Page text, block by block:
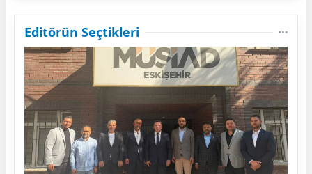
Editörün Seçtikleri